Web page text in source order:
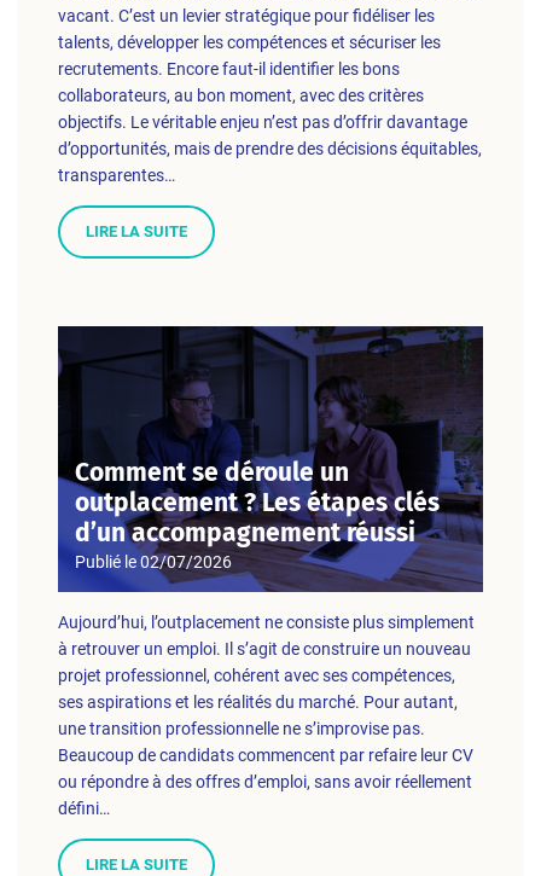
vacant. C’est un levier stratégique pour fidéliser les
talents, développer les compétences et sécuriser les
recrutements. Encore faut-il identifier les bons
collaborateurs, au bon moment, avec des critères
objectifs. Le véritable enjeu n’est pas d’offrir davantage
d’opportunités, mais de prendre des décisions équitables,
transparentes…
LIRE LA SUITE
Comment se déroule un
outplacement ? Les étapes clés
d’un accompagnement réussi
Publié le02/07/2026
Aujourd’hui, l’outplacement ne consiste plus simplement
à retrouver un emploi. Il s’agit de construire un nouveau
projet professionnel, cohérent avec ses compétences,
ses aspirations et les réalités du marché. Pour autant,
une transition professionnelle ne s’improvise pas.
Beaucoup de candidats commencent par refaire leur CV
ou répondre à des offres d’emploi, sans avoir réellement
défini…
LIRE LA SUITE